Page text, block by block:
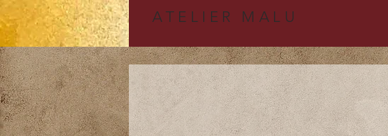
A TELIER MALU